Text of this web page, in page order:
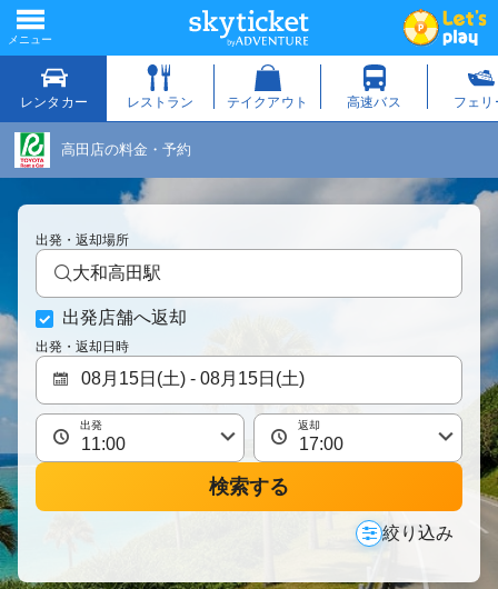
高田店の料金・予約
出発・返却場所
大和高田駅
出発店舗へ返却
出発・返却日時
出発 返却
検索する
絞り込み